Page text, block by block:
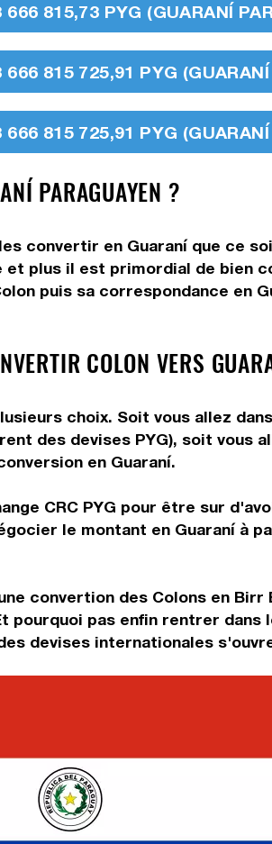
666 815,73 PYG (GUARANÍ
666 815 725,91 PYG
666 815 725,91 PYG
PARAGUAYEN ?
convertir en Guaraní que ce
plus il est primordial de bien
puis sa correspondance en
COLON VERS
choix. Soit vous allez
des devises PYG), soit vous
en Guaraní.
CRC PYG pour être sur
le montant en Guaraní à
convertion des Colons en
pourquoi pas enfin rentrer
devises internationales